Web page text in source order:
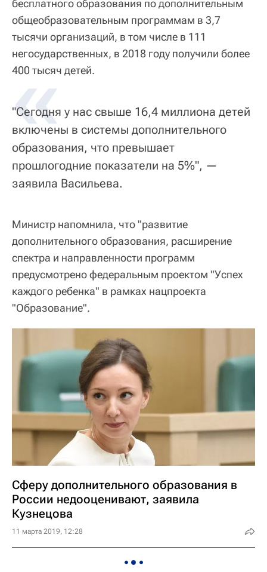
бесплатного образования по дополнительным
общеобразовательным программам в 3,7
тысячи организаций, в том числе в 111
негосударственных, в 2018 году получили более
400 тысяч детей.
«
"Сегодня у нас свыше 16,4 миллиона детей
включены в системы дополнительного
образования, что превышает
прошлогодние показатели на 5%", —
заявила Васильева.
Министр напомнила, что "развитие
дополнительного образования, расширение
спектра и направленности программ
предусмотрено федеральным проектом "Успех
каждого ребенка" в рамках нацпроекта
"Образование".
Сферу дополнительного образования в
России недооценивают, заявила
Кузнецова
11 марта 2019, 12:28